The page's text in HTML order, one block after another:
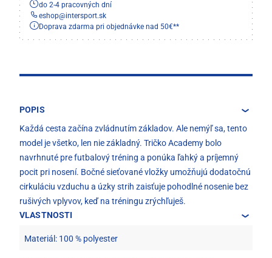
do 2-4 pracovných dní
eshop@intersport.sk
Doprava zdarma pri objednávke nad 50€**
POPIS
Každá cesta začína zvládnutím základov. Ale nemýľ sa, tento
model je všetko, len nie základný. Tričko Academy bolo
navrhnuté pre futbalový tréning a ponúka ľahký a príjemný
pocit pri nosení. Bočné sieťované vložky umožňujú dodatočnú
cirkuláciu vzduchu a úzky strih zaisťuje pohodlné nosenie bez
rušivých vplyvov, keď na tréningu zrýchľuješ.
VLASTNOSTI
Materiál: 100 % polyester